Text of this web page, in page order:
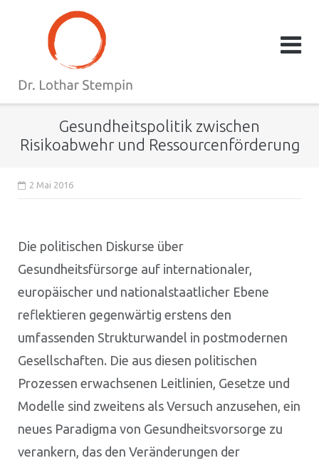
Gesundheitspolitik zwischen
Risikoabwehr und Ressourcenförderung
2 Mai 2016
Die politischen Diskurse über
Gesundheitsfürsorge auf internationaler,
europäischer und nationalstaatlicher Ebene
reflektieren gegenwärtig erstens den
umfassenden Strukturwandel in postmodernen
Gesellschaften. Die aus diesen politischen
Prozessen erwachsenen Leitlinien, Gesetze und
Modelle sind zweitens als Versuch anzusehen, ein
neues Paradigma von Gesundheitsvorsorge zu
verankern, das den Veränderungen der